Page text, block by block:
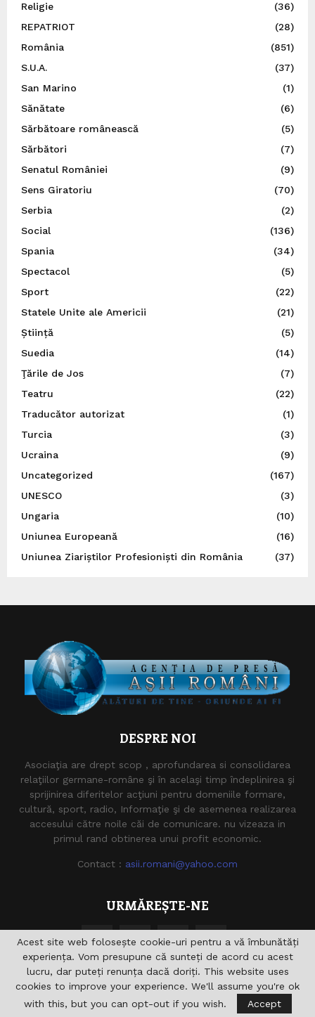
Religie
(36)
REPATRIOT
(28)
România
(851)
S.U.A.
(37)
San Marino
(1)
Sănătate
(6)
Sărbătoare românească
(5)
Sărbători
(7)
Senatul României
(9)
Sens Giratoriu
(70)
Serbia
(2)
Social
(136)
Spania
(34)
Spectacol
(5)
Sport
(22)
Statele Unite ale Americii
(21)
Știință
(5)
Suedia
(14)
Ţările de Jos
(7)
Teatru
(22)
Traducător autorizat
(1)
Turcia
(3)
Ucraina
(9)
Uncategorized
(167)
UNESCO
(3)
Ungaria
(10)
Uniunea Europeană
(16)
Uniunea Ziariștilor Profesioniști din România
(37)
DESPRE NOI
Asociaţia are drept scop , aprofundarea si consolidarea
relaţiilor germane-române şi în acelaşi timp îndeplinirea şi
sprijinirea diferitelor acţiuni pentru domeniile formare,
cultură, sport, radio, Informaţie şi de asemenea realizarea
accesului către noile căi de comunicare. nu vizeaza in
primul rand obtinerea unui profit economic.
Contact : asii.romani@yahoo.com
URMĂREȘTE-NE
@2021 - asiiromani.eu. Toate drepturile rezervate.
Acest site web folosește cookie-uri pentru a vă îmbunătăți
experiența. Vom presupune că sunteți de acord cu acest
lucru, dar puteți renunța dacă doriți. This website uses
cookies to improve your experience. We'll assume you're ok
with this, but you can opt-out if you wish.
Accept